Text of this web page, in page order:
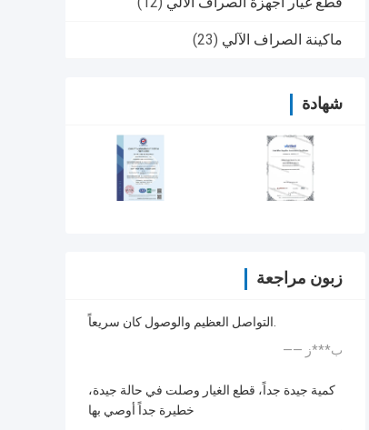
ماكينة الصراف الآلي (23)
شهادة
زبون مراجعة
التواصل العظيم والوصول كان سريعاً.
—— ب***ز
كمية جيدة جداً، قطع الغيار وصلت في حالة جيدة،
خطيرة جداً أوصي بها